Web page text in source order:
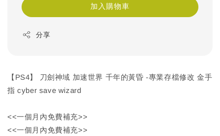
加入購物車
分享
【PS4】 刀劍神域 加速世界 千年的黃昏 -專業存檔修改 金手
指 cyber save wizard
<<一個月內免費補充>>
<<一個月內免費補充>>